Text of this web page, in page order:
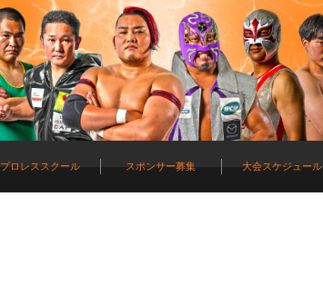
プロレススクール スポンサー募集 大会スケジュール